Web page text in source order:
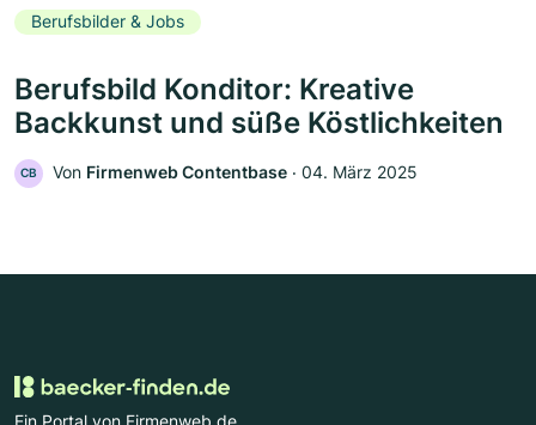
Berufsbilder & Jobs
Berufsbild Konditor: Kreative
Backkunst und süße Köstlichkeiten
CB Von Firmenweb Contentbase ‧ 04. März 2025
Ein Portal von Firmenweb.de